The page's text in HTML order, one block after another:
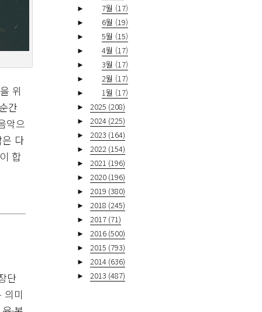
위
간
악으
다
합
단
의미
►
7월 (17)
►
6월 (19)
►
5월 (15)
►
4월 (17)
►
3월 (17)
►
2월 (17)
►
1월 (17)
►
2025 (208)
►
2024 (225)
►
2023 (164)
►
2022 (154)
►
2021 (196)
►
2020 (196)
►
2019 (380)
►
2018 (245)
►
2017 (71)
►
2016 (500)
►
2015 (793)
►
2014 (636)
►
2013 (487)